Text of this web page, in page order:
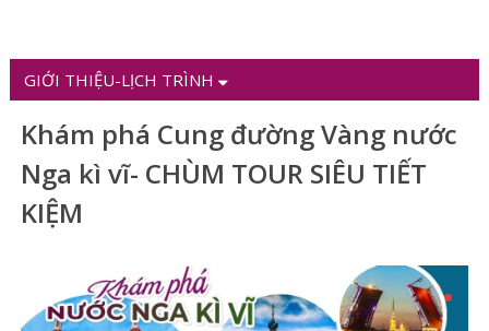
GIỚI THIỆU-LỊCH TRÌNH
Khám phá Cung đường Vàng nước
Nga kì vĩ- CHÙM TOUR SIÊU TIẾT
KIỆM